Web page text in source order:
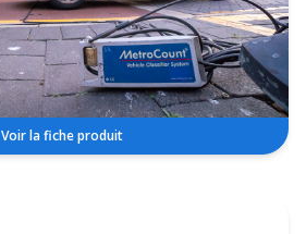
Voir la fiche produit